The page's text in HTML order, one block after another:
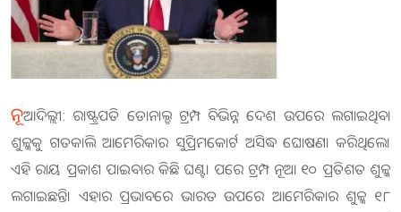
ନୂଆଦିଲ୍ଲୀ: ରାଷ୍ଟ୍ରପତି ଡୋନାଲ୍ଡ ଟ୍ରମ୍ପ ବିଭିନ୍ନ ଦେଶ ଉପରେ ଲଗାଇଥିବା
ଶୁଳ୍କକୁ ଗତକାଲି ଆମେରିକାର ସୁପ୍ରିମକୋର୍ଟ ଅସିଦ୍ଧ ଘୋଷଣା କରିଥିଲେ।
ଏହି ରାୟ ପ୍ରକାଶ ପାଇବାର କିଛି ଘଣ୍ଟା ପରେ ଟ୍ରମ୍ପ ନୂଆ ୧୦ ପ୍ରତିଶତ ଶୁଳ୍କ
ଲଗାଇଛନ୍ତି। ଏହାର ପ୍ରଭାବରେ ଭାରତ ଉପରେ ଆମେରିକାର ଶୁଳ୍କ ୧୮